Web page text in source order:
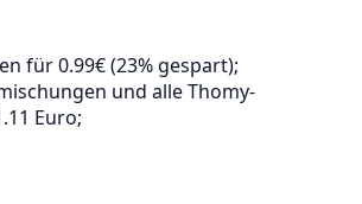
für 0.99€ (23% gespart);
und alle Thomy-
Euro;